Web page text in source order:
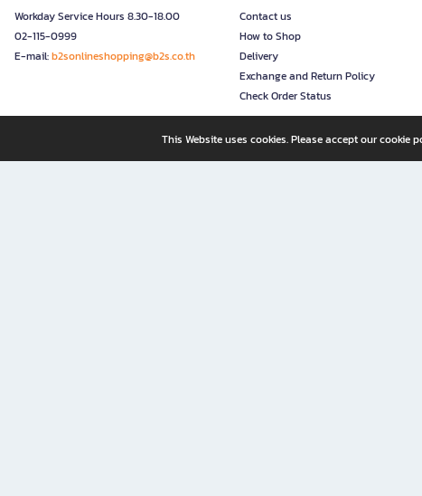
Workday Service Hours 8.30-18.00
02-115-0999
E-mail:b2sonlineshopping@b2s.co.th
Contact us
How to Shop
Delivery
Exchange and Return Policy
Check Order Status
This Website uses cookies. Please accept our